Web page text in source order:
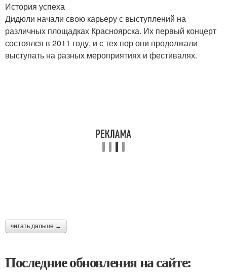
История успеха
Дидюли начали свою карьеру с выступлений на
различных площадках Красноярска. Их первый концерт
состоялся в 2011 году, и с тех пор они продолжали
выступать на разных мероприятиях и фестивалях.
читать дальше →
Последние обновления на сайте: